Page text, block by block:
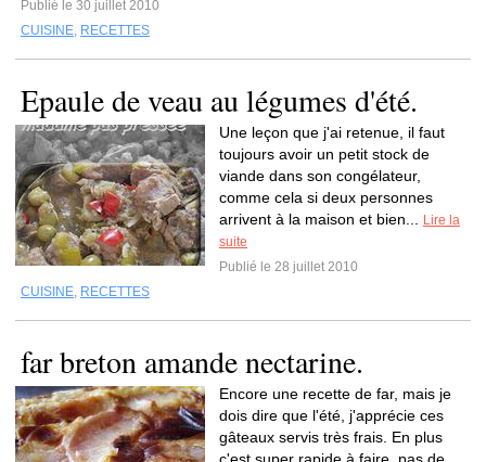
Publié le 30 juillet 2010
CUISINE, RECETTES
Epaule de veau au légumes d'été.
Une leçon que j'ai retenue, il faut
toujours avoir un petit stock de
viande dans son congélateur,
comme cela si deux personnes
arrivent à la maison et bien...
Lire la
suite
Publié le 28 juillet 2010
CUISINE, RECETTES
far breton amande nectarine.
Encore une recette de far, mais je
dois dire que l'été, j'apprécie ces
gâteaux servis très frais. En plus